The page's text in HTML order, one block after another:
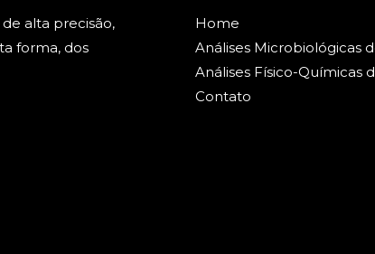
alta precisão,
forma, dos
Home
Análises Microbiológicas
Análises Físico-Químicas
Contato